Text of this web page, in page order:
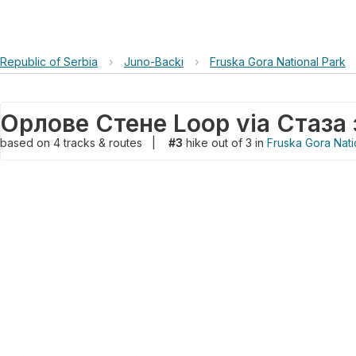
Republic of Serbia › Juno-Backi › Fruska Gora National Park
based on 4tracks & routes #3 hike out of 3 in Fruska Gora